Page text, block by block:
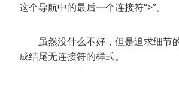
这个导航中的最后一个连接符“>”。
虽然没什么不好，但是追求细节
成结尾无连接符的样式。